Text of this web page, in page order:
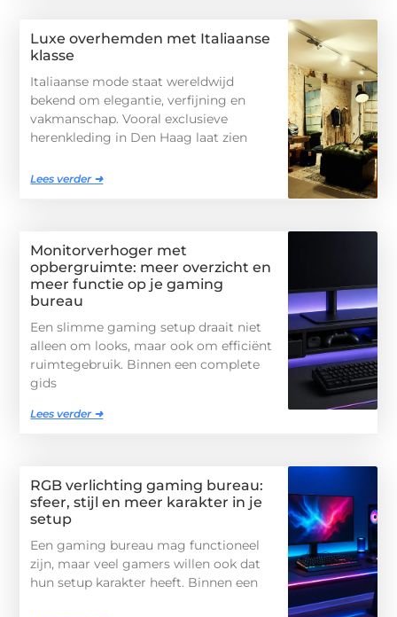
Luxe overhemden met Italiaanse
klasse
Italiaanse mode staat wereldwijd
bekend om elegantie, verfijning en
vakmanschap. Vooral exclusieve
herenkleding in Den Haag laat zien
Lees verder ➜
Monitorverhoger met
opbergruimte: meer overzicht en
meer functie op je gaming
bureau
Een slimme gaming setup draait niet
alleen om looks, maar ook om efficiënt
ruimtegebruik. Binnen een complete
gids
Lees verder ➜
RGB verlichting gaming bureau:
sfeer, stijl en meer karakter in je
setup
Een gaming bureau mag functioneel
zijn, maar veel gamers willen ook dat
hun setup karakter heeft. Binnen een